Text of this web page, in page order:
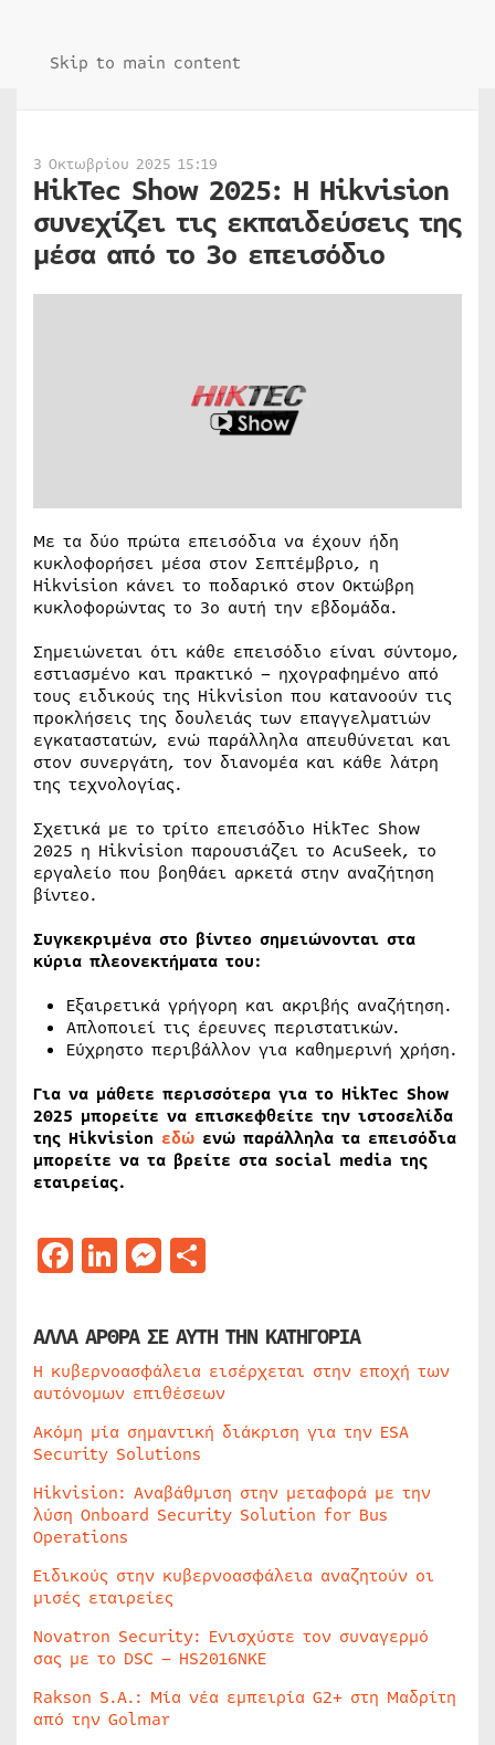
Skip to main content
3 Οκτωβρίου 2025 15:19
HikTec Show 2025: Η Hikvision
συνεχίζει τις εκπαιδεύσεις της
μέσα από το 3ο επεισόδιο
Με τα δύο πρώτα επεισόδια να έχουν ήδη
κυκλοφορήσει μέσα στον Σεπτέμβριο, η
Hikvision κάνει το ποδαρικό στον Οκτώβρη
κυκλοφορώντας το 3ο αυτή την εβδομάδα.
Σημειώνεται ότι κάθε επεισόδιο είναι σύντομο,
εστιασμένο και πρακτικό – ηχογραφημένο από
τους ειδικούς της Hikvision που κατανοούν τις
προκλήσεις της δουλειάς των επαγγελματιών
εγκαταστατών, ενώ παράλληλα απευθύνεται και
στον συνεργάτη, τον διανομέα και κάθε λάτρη
της τεχνολογίας.
Σχετικά με το τρίτο επεισόδιο HikTec Show
2025 η Hikvision παρουσιάζει το AcuSeek, το
εργαλείο που βοηθάει αρκετά στην αναζήτηση
βίντεο.
Συγκεκριμένα στο βίντεο σημειώνονται στα
κύρια πλεονεκτήματα του:
Εξαιρετικά γρήγορη και ακριβής αναζήτηση.
Απλοποιεί τις έρευνες περιστατικών.
Εύχρηστο περιβάλλον για καθημερινή χρήση.
Για να μάθετε περισσότερα για το HikTec Show
2025 μπορείτε να επισκεφθείτε την ιστοσελίδα
της Hikvision εδώ ενώ παράλληλα τα επεισόδια
μπορείτε να τα βρείτε στα social media της
εταιρείας.
Facebook
LinkedIn
Messenger
ΑΛΛΑ ΑΡΘΡΑ ΣΕ ΑΥΤΗ ΤΗΝ ΚΑΤΗΓΟΡΙΑ
Η κυβερνοασφάλεια εισέρχεται στην εποχή των
αυτόνομων επιθέσεων
Ακόμη μία σημαντική διάκριση για την ESA
Security Solutions
Hikvision: Αναβάθμιση στην μεταφορά με την
λύση Onboard Security Solution for Bus
Operations
Ειδικούς στην κυβερνοασφάλεια αναζητούν οι
μισές εταιρείες
Novatron Security: Ενισχύστε τον συναγερμό
σας με το DSC – HS2016NKE
Rakson S.A.: Μία νέα εμπειρία G2+ στη Μαδρίτη
από την Golmar